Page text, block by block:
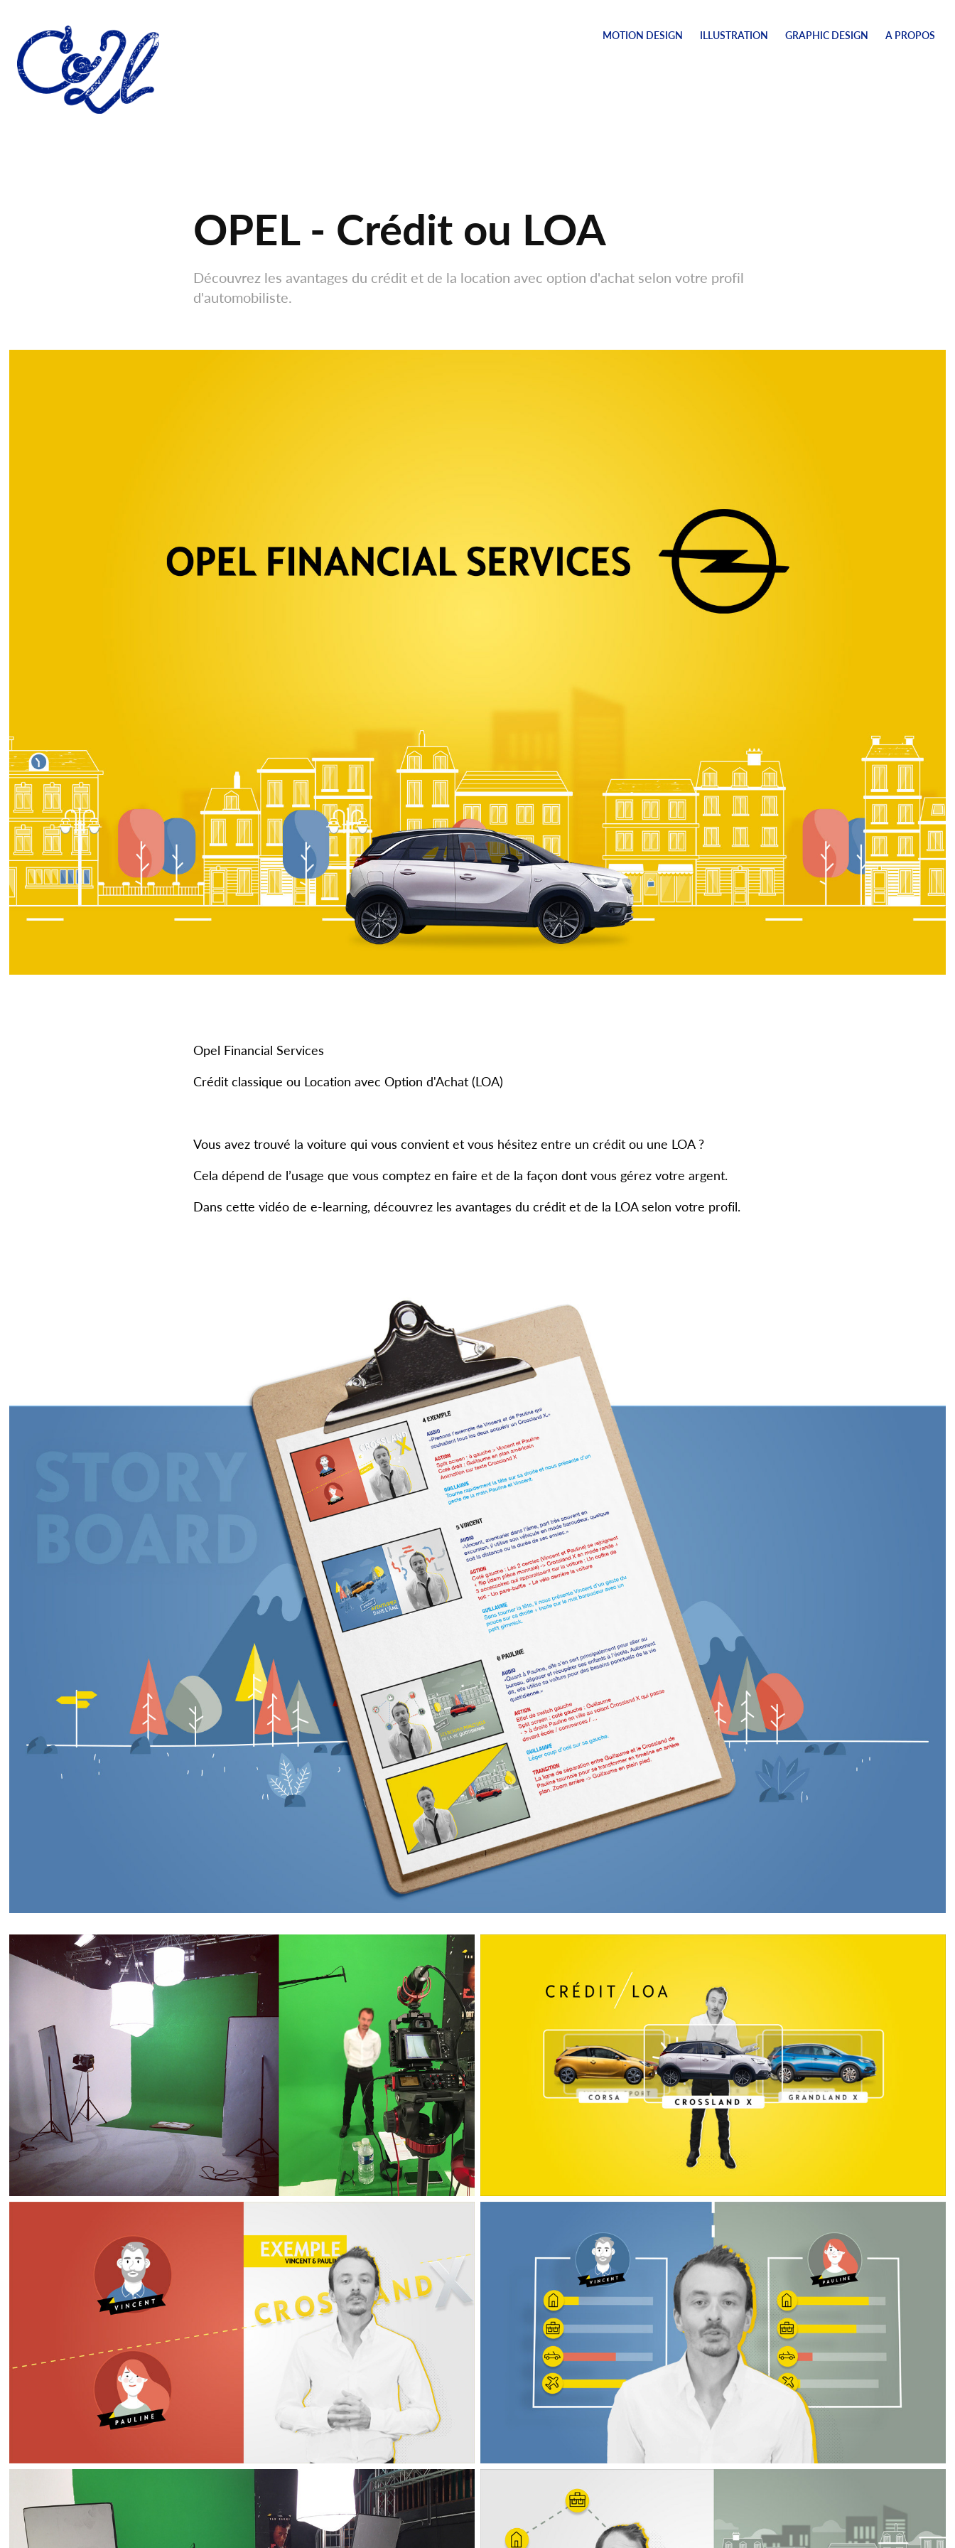
MOTION DESIGN ILLUSTRATION GRAPHIC DESIGN A PROPOS
OPEL - Crédit ou LOA
Découvrez les avantages du crédit et de la location avec option d'achat selon votre profil
d'automobiliste.
Opel Financial Services
Crédit classique ou Location avec Option d'Achat (LOA)
Vous avez trouvé la voiture qui vous convient et vous hésitez entre un crédit ou une LOA ?
Cela dépend de l’usage que vous comptez en faire et de la façon dont vous gérez votre argent.
Dans cette vidéo de e-learning, découvrez les avantages du crédit et de la LOA selon votre profil.